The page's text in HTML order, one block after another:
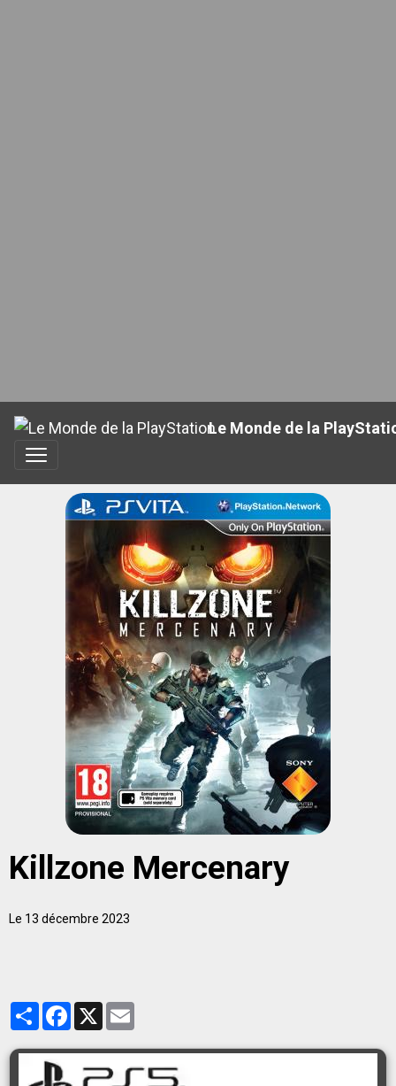
Le Monde de la
Killzone Mercenary
Le 13 décembre 2023
PartagerFacebook
X